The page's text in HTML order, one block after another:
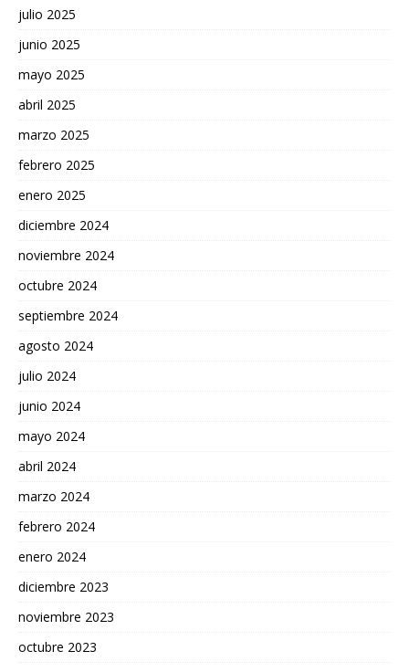
julio 2025
junio 2025
mayo 2025
abril 2025
marzo 2025
febrero 2025
enero 2025
diciembre 2024
noviembre 2024
octubre 2024
septiembre 2024
agosto 2024
julio 2024
junio 2024
mayo 2024
abril 2024
marzo 2024
febrero 2024
enero 2024
diciembre 2023
noviembre 2023
octubre 2023